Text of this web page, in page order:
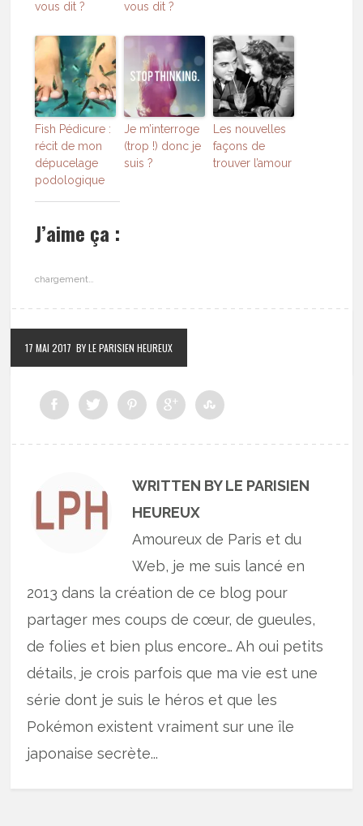
vous dit ?
vous dit ?
Fish Pédicure :
récit de mon
dépucelage
podologique
Je m’interroge
(trop !) donc je
suis ?
Les nouvelles
façons de
trouver l’amour
J’aime ça :
chargement…
17 MAI 2017 BY LE PARISIEN HEUREUX
WRITTEN BY LE PARISIEN
HEUREUX
Amoureux de Paris et du
Web, je me suis lancé en
2013 dans la création de ce blog pour
partager mes coups de cœur, de gueules,
de folies et bien plus encore… Ah oui petits
détails, je crois parfois que ma vie est une
série dont je suis le héros et que les
Pokémon existent vraiment sur une île
japonaise secrète...